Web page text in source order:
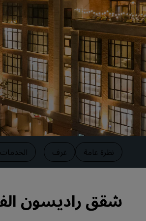
العلامات التجارية التابعة في الصين
نظرة عامة غرف الخدمات
شقق راديسون